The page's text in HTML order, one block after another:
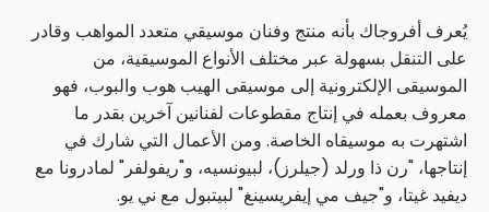
يُعرف أفروجاك بأنه منتج وفنان موسيقي متعدد المواهب وقادر
على التنقل بسهولة عبر مختلف الأنواع الموسيقية، من
الموسيقى الإلكترونية إلى موسيقى الهيب هوب والبوب، فهو
معروف بعمله في إنتاج مقطوعات لفنانين آخرين بقدر ما
اشتهرت به موسيقاه الخاصة. ومن الأعمال التي شارك في
إنتاجها، "رن ذا ورلد (جيلرز)، لبيونسيه، و"ريفولفر" لمادرونا مع
ديفيد غيتا، و"جيف مي إيفريسينغ" لبيتبول مع ني يو.